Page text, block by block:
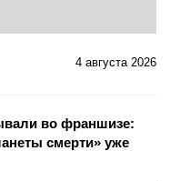
4 августа 2026
во франшизе:
смерти» уже